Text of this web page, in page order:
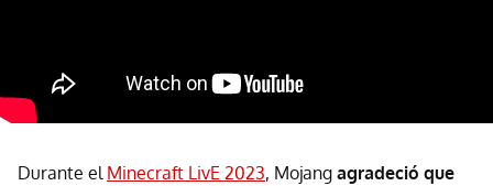
Durante el Minecraft LivE 2023, Mojang agradeció que